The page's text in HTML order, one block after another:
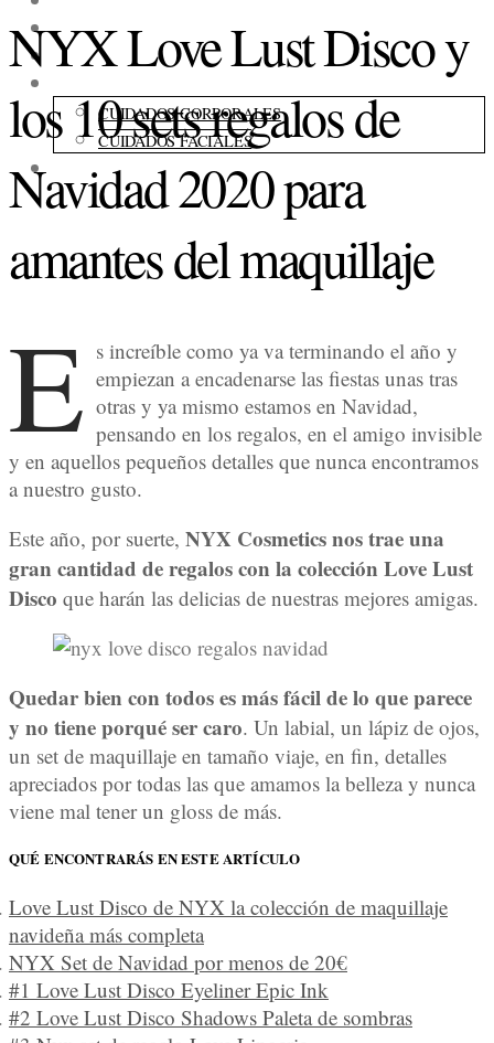
FRAGANCIAS
ACCESORIOS
CUIDADOS CORPORALES
CUIDADOS FACIALES
CONSEJOS
NYX Love Lust Disco y
los 10 sets regalos de
Navidad 2020 para
amantes del maquillaje
E s increíble como ya va terminando el año y
empiezan a encadenarse las fiestas unas tras
otras y ya mismo estamos en Navidad,
pensando en los regalos, en el amigo invisible
y en aquellos pequeños detalles que nunca encontramos
a nuestro gusto.
Este año, por suerte, NYX Cosmetics nos trae una
gran cantidad de regalos con la colección Love Lust
Disco que harán las delicias de nuestras mejores amigas.
Quedar bien con todos es más fácil de lo que parece
y no tiene porqué ser caro. Un labial, un lápiz de ojos,
un set de maquillaje en tamaño viaje, en fin, detalles
apreciados por todas las que amamos la belleza y nunca
viene mal tener un gloss de más.
QUÉ ENCONTRARÁS EN ESTE ARTÍCULO
Love Lust Disco de NYX la colección de maquillaje
navideña más completa
NYX Set de Navidad por menos de 20€
#1 Love Lust Disco Eyeliner Epic Ink
#2 Love Lust Disco Shadows Paleta de sombras